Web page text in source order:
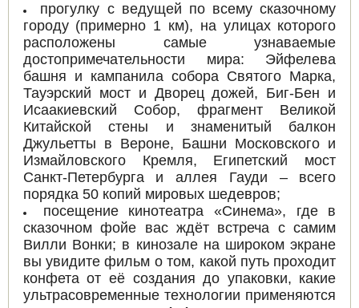
прогулку с ведущей по всему сказочному
городу (примерно 1 км), на улицах которого
расположены самые узнаваемые
достопримечательности мира: Эйфелева
башня и кампанила собора Святого Марка,
Тауэрский мост и Дворец дожей, Биг-Бен и
Исаакиевский Собор, фрагмент Великой
Китайской стены и знаменитый балкон
Джульетты в Вероне, Башни Московского и
Измайловского Кремля, Египетский мост
Санкт-Петербурга и аллея Гауди – всего
порядка 50 копий мировых шедевров;
посещение кинотеатра «Синема», где в
сказочном фойе вас ждёт встреча с самим
Вилли Вонки; в кинозале на широком экране
вы увидите фильм о том, какой путь проходит
конфета от её создания до упаковки, какие
ультрасовременные технологии применяются